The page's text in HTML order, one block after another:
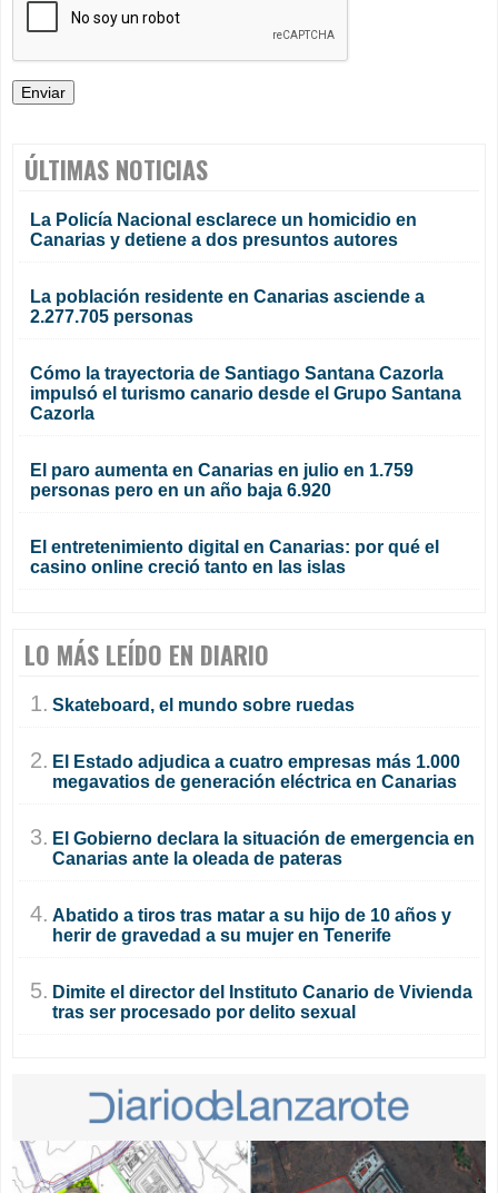
ÚLTIMAS NOTICIAS
La Policía Nacional esclarece un homicidio en
Canarias y detiene a dos presuntos autores
La población residente en Canarias asciende a
2.277.705 personas
Cómo la trayectoria de Santiago Santana Cazorla
impulsó el turismo canario desde el Grupo Santana
Cazorla
El paro aumenta en Canarias en julio en 1.759
personas pero en un año baja 6.920
El entretenimiento digital en Canarias: por qué el
casino online creció tanto en las islas
LO MÁS LEÍDO EN DIARIO
1. Skateboard, el mundo sobre ruedas
2. El Estado adjudica a cuatro empresas más 1.000
megavatios de generación eléctrica en Canarias
3. El Gobierno declara la situación de emergencia en
Canarias ante la oleada de pateras
4. Abatido a tiros tras matar a su hijo de 10 años y
herir de gravedad a su mujer en Tenerife
5. Dimite el director del Instituto Canario de Vivienda
tras ser procesado por delito sexual